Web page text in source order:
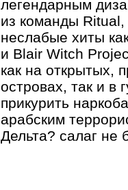
легендарным
из команды
неслабые хиты
и Blair Witch
как на открытых,
островах, так и в
прикурить
арабским
Дельта? салаг не